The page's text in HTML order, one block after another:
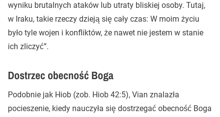
wyniku brutalnych ataków lub utraty bliskiej osoby. Tutaj,
w Iraku, takie rzeczy dzieją się cały czas: W moim życiu
było tyle wojen i konfliktów, że nawet nie jestem w stanie
ich zliczyć”.
Dostrzec obecność Boga
Podobnie jak Hiob (zob. Hiob 42:5), Vian znalazła
pocieszenie, kiedy nauczyła się dostrzegać obecność Boga